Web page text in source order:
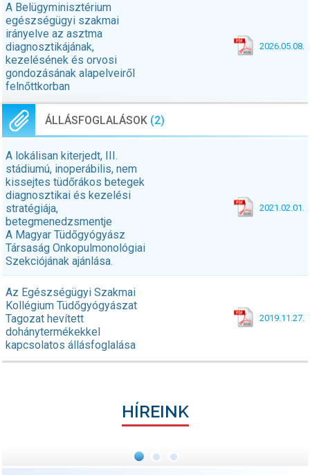
A Belügyminisztérium
egészségügyi szakmai
irányelve az asztma
diagnosztikájának,
kezelésének és orvosi
gondozásának alapelveiről
felnőttkorban
2026.05.08.
ÁLLÁSFOGLALÁSOK (2)
A lokálisan kiterjedt, III.
stádiumú, inoperábilis, nem
kissejtes tüdőrákos betegek
diagnosztikai és kezelési
stratégiája,
betegmenedzsmentje
A Magyar Tüdőgyógyász
Társaság Onkopulmonológiai
Szekciójának ajánlása.
2021.02.01.
Az Egészségügyi Szakmai
Kollégium Tüdőgyógyászat
Tagozat hevített
dohánytermékekkel
kapcsolatos állásfoglalása
2019.11.27.
HÍREINK